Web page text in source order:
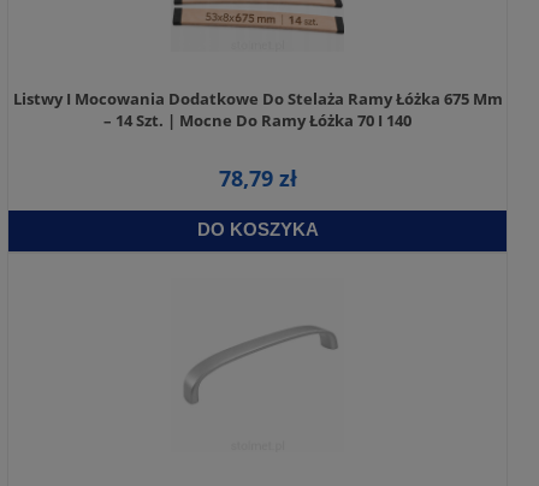
Listwy I Mocowania Dodatkowe Do Stelaża Ramy Łóżka 675 Mm
– 14 Szt. | Mocne Do Ramy Łóżka 70 I 140
78,79 zł
DO KOSZYKA